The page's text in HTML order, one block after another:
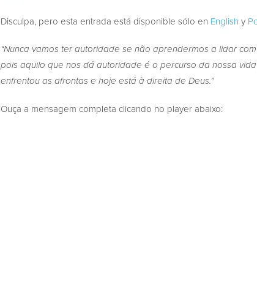
Disculpa, pero esta entrada está disponible sólo en English y
“Nunca vamos ter autoridade se não aprendermos a lidar
pois aquilo que nos dá autoridade é o percurso da nossa
enfrentou as afrontas e hoje está à direita de Deus.”
Ouça a mensagem completa clicando no player abaixo: